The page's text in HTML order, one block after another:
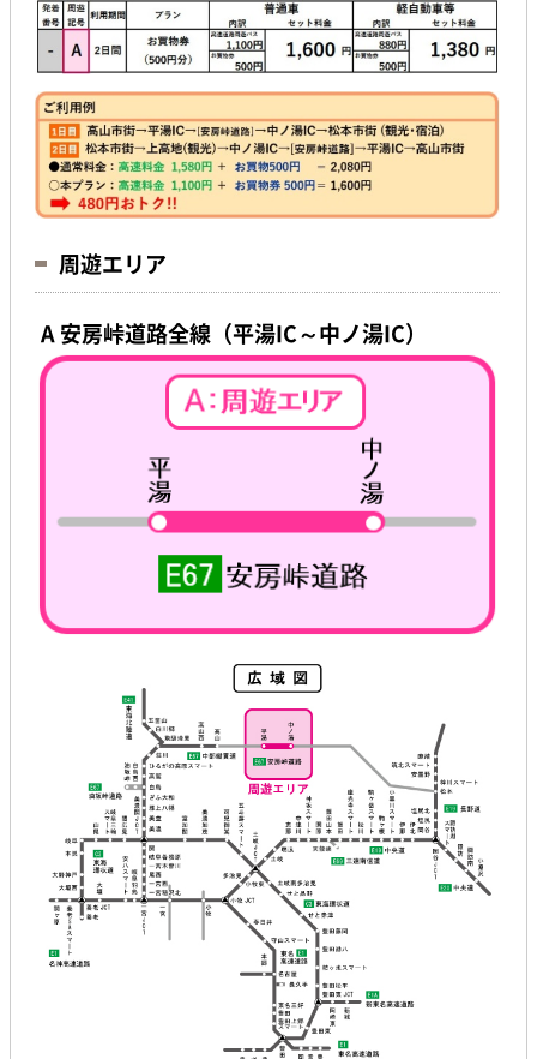
周遊エリア
A 安房峠道路全線（平湯IC～中ノ湯IC）